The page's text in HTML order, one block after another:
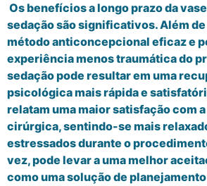
Os benefícios a longo prazo da
sedação são significativos. Além
método anticoncepcional eficaz e
experiência menos traumática do
sedação pode resultar em uma
psicológica mais rápida e
relatam uma maior satisfação com
cirúrgica, sentindo-se mais
estressados durante o
vez, pode levar a uma melhor
como uma solução de